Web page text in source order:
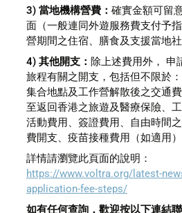
3) 當地機構營費： 確實金額可留
面（一般連同外遊服務費支付予
營期間之住宿、膳食及支援當地社
4) 其他開支： 除上述費用外， 申
旅程有關之開支，包括但不限於
集合地點及工作營解散後之交通
至返回香港之旅遊及醫療保險、
活動費用、簽證費用、自由時間
費開支、疫苗接種費用（如適用）
詳情請瀏覽此頁面的說明：
https://www.voltra.org/latest-
application-fee-steps/
如有任何查詢，歡迎按以下連結聯